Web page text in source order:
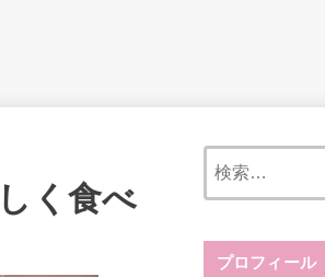
く食べ
プロフィール